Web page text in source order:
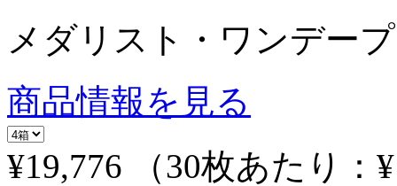
メダリスト・ワンデー
商品情報を見る
¥19,776
（30枚あたり：